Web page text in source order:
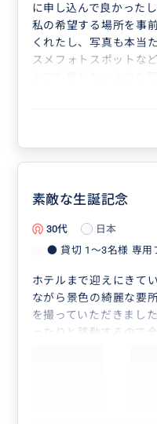
に申し込んで良かった
私の希望する場所を事
くれたし、写真も本当
スメフォトスポットな
ただきまして…本当あ
また機会がありました
素敵な生誕記念
30代
日本
● 貸切 1〜3名様 専用
ホテルまで迎えにきて
ながら景色の綺麗な要
を撮っていただきまし
ったりと移動するので